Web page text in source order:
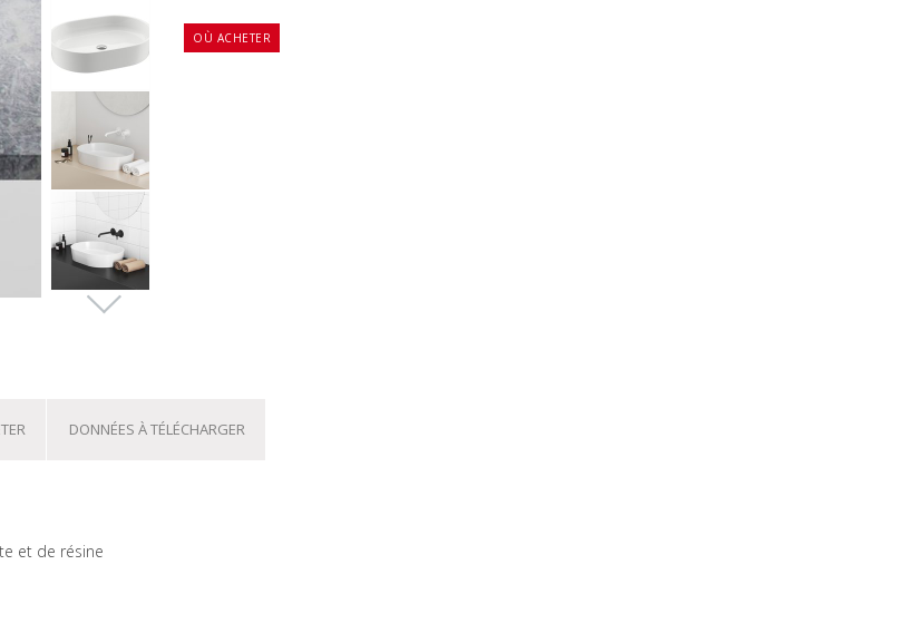
OÙ ACHETER
DONNÉES À TÉLÉCHARGER
et de résine